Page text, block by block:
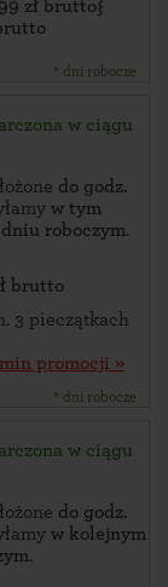
zł brutto}
* dni robocze
w ciągu
do godz.
w tym
roboczym.
brutto
3 pieczątkach
promocji »
* dni robocze
w ciągu
do godz.
w kolejnym
.